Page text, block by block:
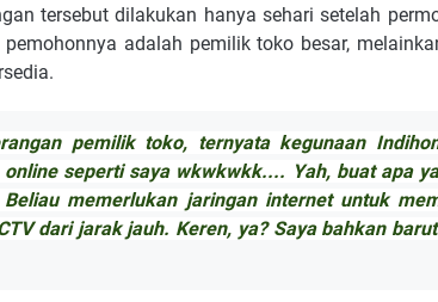
tersebut dilakukan hanya sehari setelah
adalah pemilik toko besar,
pemilik toko, ternyata kegunaan
seperti saya wkwkwkk.... Yah, buat apa
memerlukan jaringan internet untuk
dari jarak jauh. Keren, ya? Saya bahkan